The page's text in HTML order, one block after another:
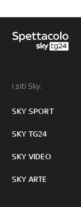
I siti Sky:
SKY SPORT
SKY TG24
SKY VIDEO
SKY ARTE